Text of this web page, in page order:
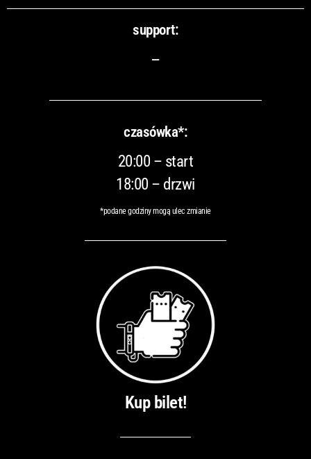
support:
–
czasówka*:
20:00 – start
18:00 – drzwi
*podane godziny mogą ulec zmianie
Kup bilet!